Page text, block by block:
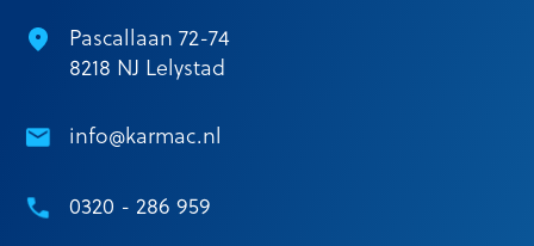
Pascallaan 72-74
8218 NJ Lelystad
info@karmac.nl
0320 - 286 959